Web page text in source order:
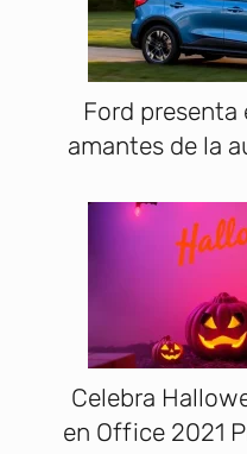
Ford presenta
amantes de la
Celebra
en Office 2021